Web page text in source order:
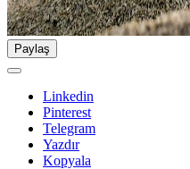
Paylaş
Linkedin
Pinterest
Telegram
Yazdır
Kopyala